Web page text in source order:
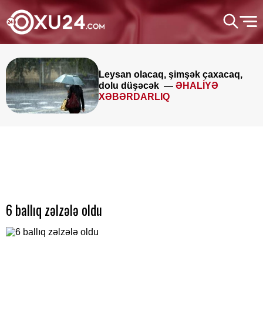
Leysan olacaq, şimşək çaxacaq,
dolu düşəcək —ƏHALİYƏ
XƏBƏRDARLIQ
6 ballıq zəlzələ oldu